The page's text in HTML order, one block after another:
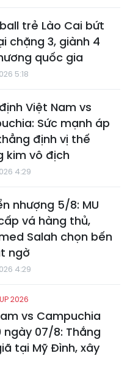
trẻ Lào Cai bứt
chặng 3, giành 4
quốc gia
5:18
Việt Nam vs
Sức mạnh áp
định vị thế
kim vô địch
4:29
nhượng 5/8: MU
vá hàng thủ,
Salah chọn bến
ngờ
4:29
2026
vs Campuchia
ngày 07/8: Thắng
tại Mỹ Đình, xây